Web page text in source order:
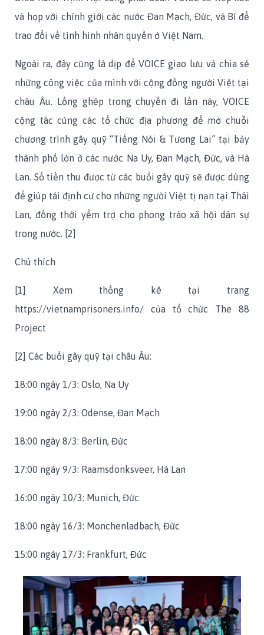
và họp với chính giới các nước Đan Mạch, Đức, và Bỉ để
trao đổi về tình hình nhân quyền ở Việt Nam.
Ngoài ra, đây cũng là dịp để VOICE giao lưu và chia sẻ
những công việc của mình với cộng đồng người Việt tại
châu Âu. Lồng ghép trong chuyến đi lần này, VOICE
cộng tác cùng các tổ chức địa phương để mở chuỗi
chương trình gây quỹ “Tiếng Nói & Tương Lai” tại bảy
thành phố lớn ở các nước Na Uy, Đan Mạch, Đức, và Hà
Lan. Số tiền thu được từ các buổi gây quỹ sẽ được dùng
để giúp tái định cư cho những người Việt tị nạn tại Thái
Lan, đồng thời yểm trợ cho phong trào xã hội dân sự
trong nước. [2]
Chú thích
[1] Xem thống kê tại trang
https://vietnamprisoners.info/ của tổ chức The 88
Project
[2] Các buổi gây quỹ tại châu Âu:
18:00 ngày 1/3: Oslo, Na Uy
19:00 ngày 2/3: Odense, Đan Mạch
18:00 ngày 8/3: Berlin, Đức
17:00 ngày 9/3: Raamsdonksveer, Hà Lan
16:00 ngày 10/3: Munich, Đức
18:00 ngày 16/3: Monchenladbach, Đức
15:00 ngày 17/3: Frankfurt, Đức